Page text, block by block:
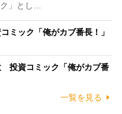
」とし…
ミック「俺がカブ番長！」
投資コミック「俺がカブ番
一覧を見る